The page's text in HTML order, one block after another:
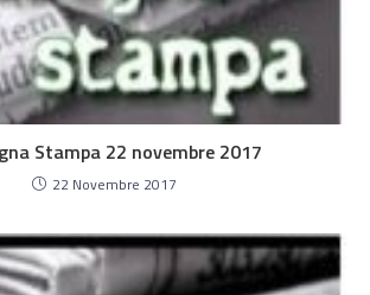
Stampa 22 novembre 2017
22 Novembre 2017